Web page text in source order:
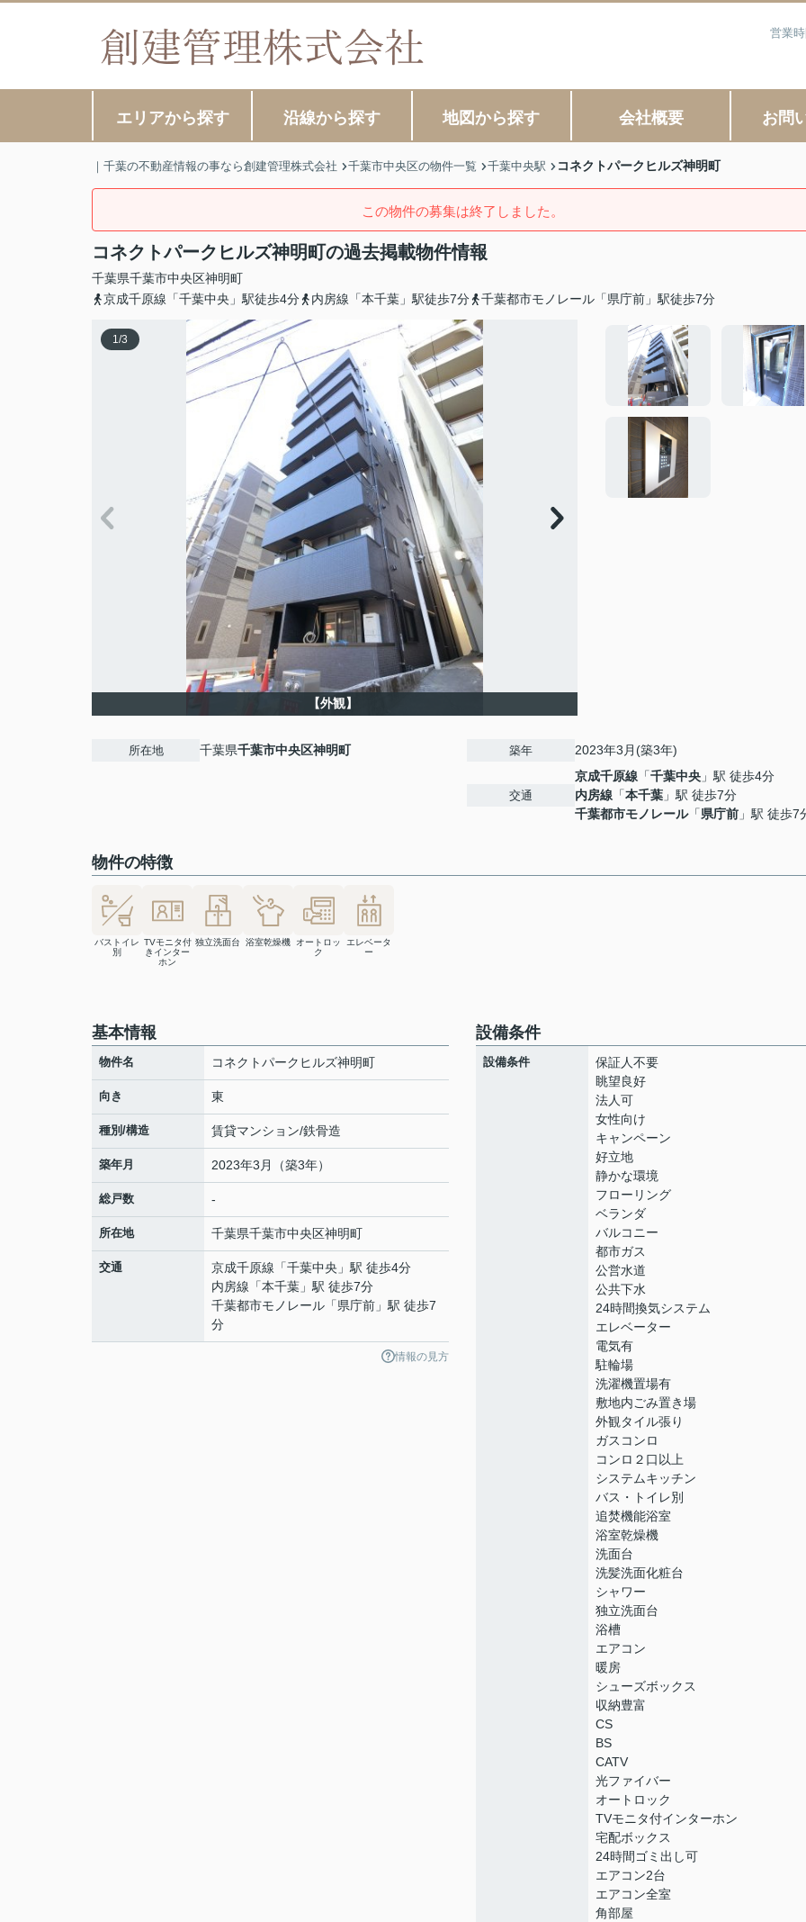
営業
エリアから探す 沿線から探す 地図から探す 会社概要 お問
｜千葉の不動産情報の事なら創建管理株式会社 千葉市中央区の物件一覧 千葉中央駅 コネクトパークヒルズ神明町
この物件の募集は終了しました。
コネクトパークヒルズ神明町の過去掲載物件情報
千葉県千葉市中央区神明町
京成千原線「千葉中央」駅徒歩4分
内房線「本千葉」駅徒歩7分 千葉都市モノレール「県庁前」駅徒歩7分
1/3
【外観】
所在地 千葉県千葉市中央区神明町 築年 2023年3月(築3年)
交通
京成千原線 「千葉中央 」駅 徒歩4分
内房線 「本千葉 」駅 徒歩7分
千葉都市モノレール「県庁前 」駅 徒歩7
物件の特徴
バストイレ
別
TVモニタ付
きインター
ホン
独立洗面台 浴室乾燥機
オートロッ
ク
エレベータ
ー
基本情報
物件名 コネクトパークヒルズ神明町
向き 東
種別/構造 賃貸マンション/鉄骨造
築年月 2023年3月（築3年）
総戸数 -
所在地 千葉県千葉市中央区神明町
交通 京成千原線 「千葉中央 」駅 徒歩4分
内房線 「本千葉 」駅 徒歩7分
千葉都市モノレール 「県庁前 」駅 徒歩7
分
情報の見方
設備条件
設備条件
保証人不要
眺望良好
法人可
女性向け
キャンペーン
好立地
静かな環境
フローリング
ベランダ
バルコニー
都市ガス
公営水道
公共下水
24時間換気システム
エレベーター
電気有
駐輪場
洗濯機置場有
敷地内ごみ置き場
外観タイル張り
ガスコンロ
コンロ２口以上
システムキッチン
バス・トイレ別
追焚機能浴室
浴室乾燥機
洗面台
洗髪洗面化粧台
シャワー
独立洗面台
浴槽
エアコン
暖房
シューズボックス
収納豊富
CS
BS
CATV
光ファイバー
オートロック
TVモニタ付インターホン
宅配ボックス
24時間ゴミ出し可
エアコン2台
エアコン全室
角部屋